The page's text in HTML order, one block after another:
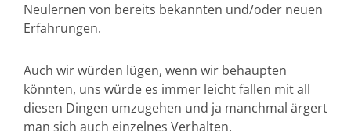
Neulernen von bereits bekannten und/oder neuen
Erfahrungen.
Auch wir würden lügen, wenn wir behaupten
könnten, uns würde es immer leicht fallen mit all
diesen Dingen umzugehen und ja manchmal ärgert
man sich auch einzelnes Verhalten.